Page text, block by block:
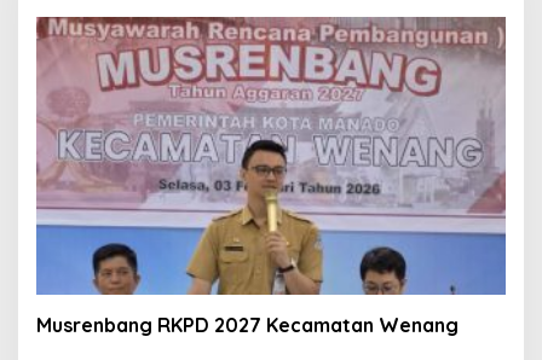
Musrenbang RKPD 2027 Kecamatan Wenang